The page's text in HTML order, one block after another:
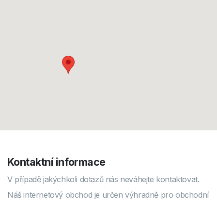
Kontaktní informace
V případě jakýchkoli dotazů nás neváhejte kontaktovat.
Náš internetový obchod je určen výhradně pro obchodní